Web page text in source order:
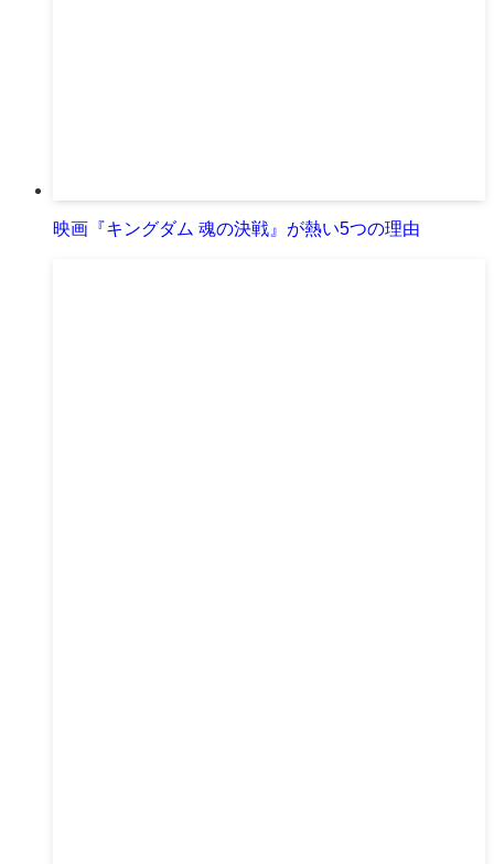
映画『キングダム 魂の決戦』が熱い5つの理由